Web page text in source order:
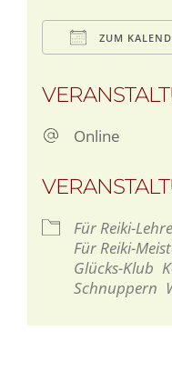
ZUM
Online
Für Reiki-
Für Reiki-
Glücks-Klub
Schnuppern